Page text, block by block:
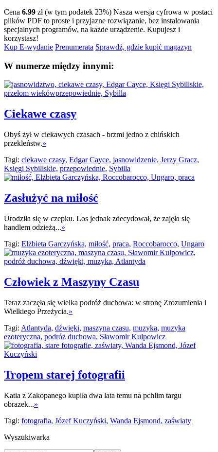
Cena 6.99 zł (w tym podatek 23%) Nasza wersja cyfrowa w postaci
plików PDF to proste i przyjazne rozwiązanie, bez instalowania
specjalnych programów, na każde urządzenie. Kupujesz i
korzystasz!
Kup E-wydanie Prenumerata Sprawdź, gdzie kupić magazyn
W numerze między innymi:
Ciekawe czasy
Obyś żył w ciekawych czasach - brzmi jedno z chińskich
przekleństw.»
Tagi: ciekawe czasy, Edgar Cayce, jasnowidzenie, Jerzy Gracz,
Księgi Sybillskie, przepowiednie, Sybilla
Zasłużyć na miłość
Urodziła się w czepku. Los jednak zdecydował, że zajęła się
handlem odzieżą...»
Tagi: Elżbieta Garczyńska, miłość, praca, Roccobarocco, Ungaro
Człowiek z Maszyny Czasu
Teraz zaczęła się wielka podróż duchowa: w stronę Zrozumienia i
Wielkiego Przeżycia.»
Tagi: Atlantyda, dźwięki, maszyna czasu, muzyka, muzyka
ezoteryczna, podróż duchowa, Sławomir Kulpowicz
Tropem starej fotografii
Katia z Zakopanego kupiła dwa lata temu na pchlim targu
obrazek...»
Tagi: fotografia, Józef Kuczyński, Wanda Ejsmond, zaświaty
Wyszukiwarka